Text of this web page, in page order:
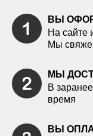
ВЫ
На сайте
Мы
МЫ
В
время
ВЫ